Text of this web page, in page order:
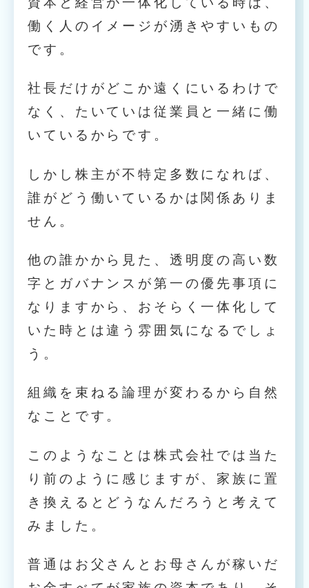
働く人のイメージが湧きやすいもの
です。
社長だけがどこか遠くにいるわけで
なく、たいていは従業員と一緒に働
いているからです。
しかし株主が不特定多数になれば、
誰がどう働いているかは関係ありま
せん。
他の誰かから見た、透明度の高い数
字とガバナンスが第一の優先事項に
なりますから、おそらく一体化して
いた時とは違う雰囲気になるでしょ
う。
組織を束ねる論理が変わるから自然
なことです。
このようなことは株式会社では当た
り前のように感じますが、家族に置
き換えるとどうなんだろうと考えて
みました。
普通はお父さんとお母さんが稼いだ